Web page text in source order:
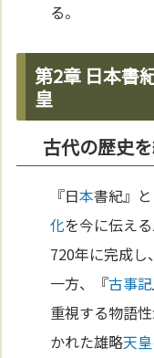
る。
第2章 日本書
皇
古代の歴史
『日本書紀』
化を今に伝え
720年に完成し
一方、『古事記
重視する物語
かれた雄略天皇